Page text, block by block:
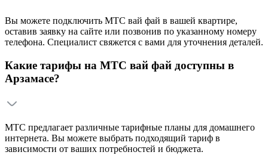
Вы можете подключить МТС вай фай в вашей квартире,
оставив заявку на сайте или позвонив по указанному номеру
телефона. Специалист свяжется с вами для уточнения деталей.
Какие тарифы на МТС вай фай доступны в
Арзамасе?
МТС предлагает различные тарифные планы для домашнего
интернета. Вы можете выбрать подходящий тариф в
зависимости от ваших потребностей и бюджета.